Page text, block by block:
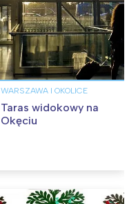
WARSZAWA I OKOLICE
Taras widokowy na
Okęciu